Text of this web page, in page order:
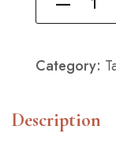
Category:
Description